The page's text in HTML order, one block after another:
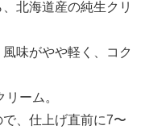
北海道産の純生クリ
味がやや軽く、コク
ーム。
、仕上げ直前に7〜